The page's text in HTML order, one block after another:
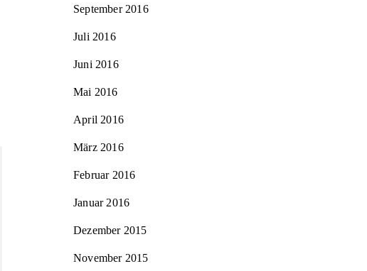
September 2016
Juli 2016
Juni 2016
Mai 2016
April 2016
März 2016
Februar 2016
Januar 2016
Dezember 2015
November 2015